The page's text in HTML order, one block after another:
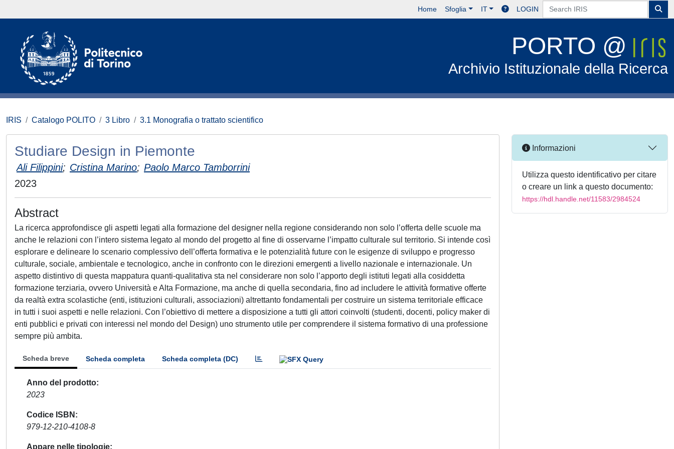
Home Sfoglia IT LOGIN
PORTO @
Archivio Istituzionale della Ricerca
IRIS Catalogo POLITO 3 Libro 3.1 Monografia o trattato scientifico
Studiare Design in Piemonte
Ali Filippini; Cristina Marino; Paolo Marco Tamborrini
2023
Abstract
La ricerca approfondisce gli aspetti legati alla formazione del designer nella regione considerando non solo l’offerta delle scuole ma
anche le relazioni con l’intero sistema legato al mondo del progetto al fine di osservarne l’impatto culturale sul territorio. Si intende così
esplorare e delineare lo scenario complessivo dell’offerta formativa e le potenzialità future con le esigenze di sviluppo e progresso
culturale, sociale, ambientale e tecnologico, anche in confronto con le direzioni emergenti a livello nazionale e internazionale. Un
aspetto distintivo di questa mappatura quanti-qualitativa sta nel considerare non solo l’apporto degli istituti legati alla cosiddetta
formazione terziaria, ovvero Università e Alta Formazione, ma anche di quella secondaria, fino ad includere le attività formative offerte
da realtà extra scolastiche (enti, istituzioni culturali, associazioni) altrettanto fondamentali per costruire un sistema territoriale efficace
in tutti i suoi aspetti e nelle relazioni. Con l’obiettivo di mettere a disposizione a tutti gli attori coinvolti (studenti, docenti, policy maker di
enti pubblici e privati con interessi nel mondo del Design) uno strumento utile per comprendere il sistema formativo di una professione
sempre più ambita.
Scheda breve Scheda completa Scheda completa (DC)
Anno del prodotto
2023
Codice ISBN
979-12-210-4108-8
Appare nelle tipologie
Informazioni
Utilizza questo identificativo per citare
o creare un link a questo documento:
https://hdl.handle.net/11583/2984524